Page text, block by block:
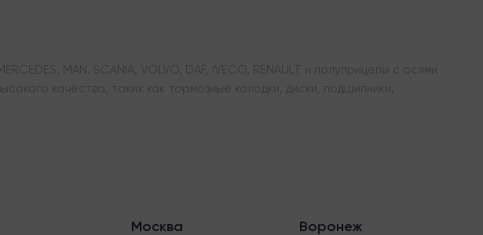
MAN, SCANIA, VOLVO, DAF, IVECO, RENAULT и полуприцепы с осями
качества, таких как тормозные колодки, диски, подшипники,
Москва Воронеж